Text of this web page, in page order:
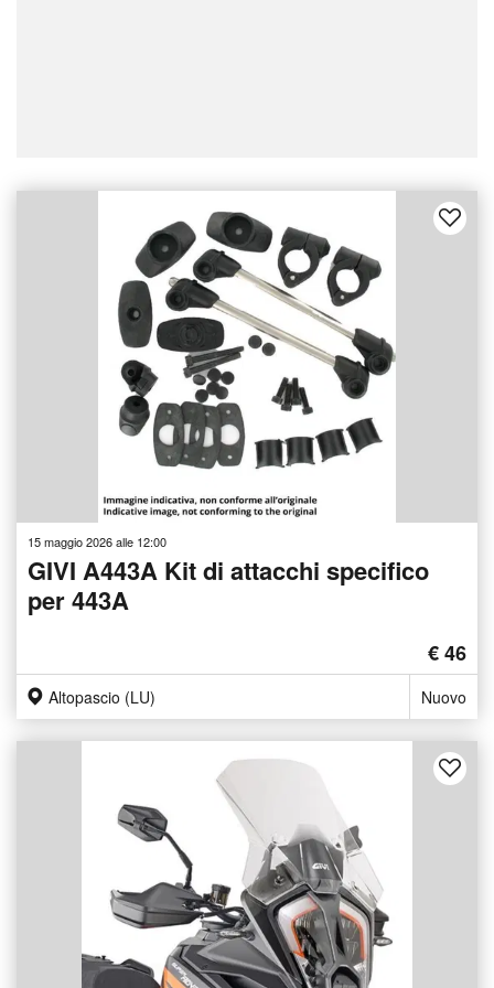
15 maggio 2026 alle 12:00
GIVI A443A Kit di attacchi specifico
per 443A
€ 46
Altopascio (LU) Nuovo